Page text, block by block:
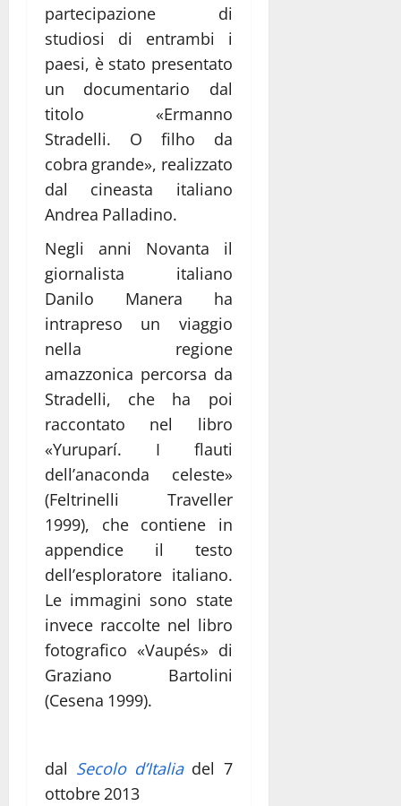
partecipazione di
studiosi di entrambi i
paesi, è stato presentato
un documentario dal
titolo «Ermanno
Stradelli. O filho da
cobra grande», realizzato
dal cineasta italiano
Andrea Palladino.
Negli anni Novanta il
giornalista italiano
Danilo Manera ha
intrapreso un viaggio
nella regione
amazzonica percorsa da
Stradelli, che ha poi
raccontato nel libro
«Yuruparí. I flauti
dell’anaconda celeste»
(Feltrinelli Traveller
1999), che contiene in
appendice il testo
dell’esploratore italiano.
Le immagini sono state
invece raccolte nel libro
fotografico «Vaupés» di
Graziano Bartolini
(Cesena 1999).
dal Secolo d’Italiadel 7
ottobre 2013